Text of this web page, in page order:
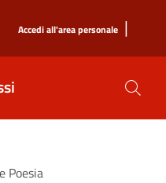
Accedi all'area personale |
Poesia